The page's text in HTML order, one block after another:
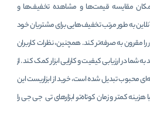
امکان مقایسه قیمت‌ها و مشاهده تخفیف‌ها و
به طور مرتب تخفیف‌هایی برای مشتریان خود
را مقرون به صرفه‌تر کند. همچنین، نظرات کاربران
شما در ارزیابی کیفیت و کارایی ابزار کمک کند. از
محبوب تبدیل شده است، خرید از ابزاریست این
کمتر و زمان کوتاه‌تر، ابزارهای تی‌‌‌‌‌ جی جی را